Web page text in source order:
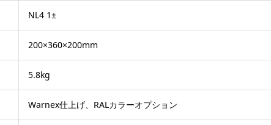
NL4 1±
200×360×200mm
5.8kg
Warnex仕上げ、RALカラーオプション